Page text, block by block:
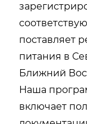
поставляет
питания в
Ближний
Наша
включает